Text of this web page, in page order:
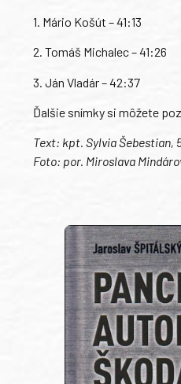
1. Mário Košút – 41:13
2. Tomáš Michalec – 41:26
3. Ján Vladár – 42:37
Ďalšie snímky si môžete
Text: kpt. Sylvia Šebestian,
Foto: por. Miroslava